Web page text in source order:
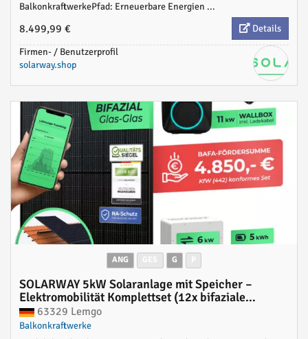
BalkonkraftwerkePfad: Erneuerbare Energien ...
8.499,99 €
Details
Firmen- / Benutzerprofil
solarway.shop
ANG G
SOLARWAY 5kW Solaranlage mit Speicher –
Elektromobilität Komplettset (12x bifaziale
Panels), Deye SUN-6K-SG04LP3 (6 kW Ausgang),
Go-e 11 kW Wallbox + Controller, Deye 5 kWh
63329 Lemgo
Balkonkraftwerke